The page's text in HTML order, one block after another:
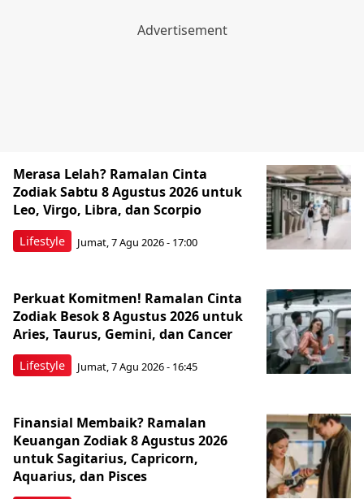
Lifestyle
Merasa Lelah? Ramalan Cinta
Zodiak Sabtu 8 Agustus 2026 untuk
Leo, Virgo, Libra, dan Scorpio
Jumat, 7 Agu 2026 - 17:00
Lifestyle
Perkuat Komitmen! Ramalan Cinta
Zodiak Besok 8 Agustus 2026 untuk
Aries, Taurus, Gemini, dan Cancer
Jumat, 7 Agu 2026 - 16:45
Finansial Membaik? Ramalan
Keuangan Zodiak 8 Agustus 2026
untuk Sagitarius, Capricorn,
Aquarius, dan Pisces